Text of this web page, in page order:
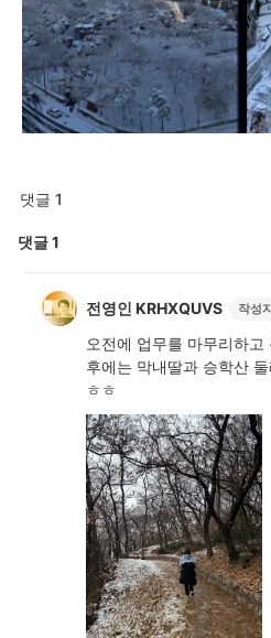
댓글 1
댓글1
전영인 KRHXQUVS 작성
오전에 업무를 마무리하고
후에는 막내딸과 승학산
ㅎㅎ